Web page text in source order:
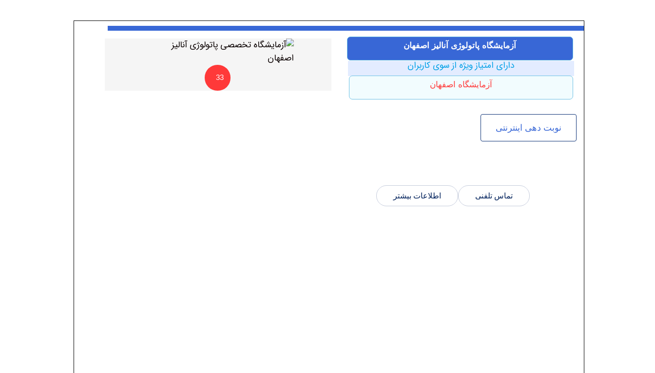
آزمایشگاه پاتولوژی آنالیز اصفهان
دارای امتیاز ویژه از سوی کاربران
آزمایشگاه اصفهان
نوبت دهی اینترنتی
تماس تلفنی اطلاعات بیشتر
33